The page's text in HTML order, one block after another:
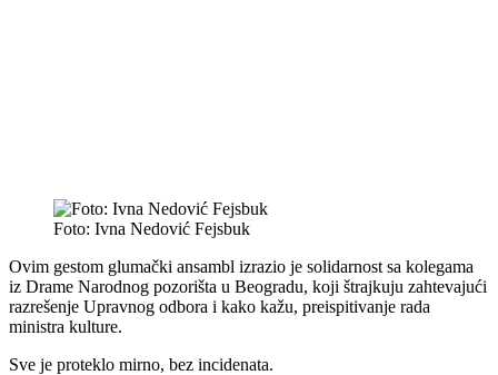
Foto: Ivna Nedović Fejsbuk
Ovim gestom glumački ansambl izrazio je solidarnost sa kolegama
iz Drame Narodnog pozorišta u Beogradu, koji štrajkuju zahtevajući
razrešenje Upravnog odbora i kako kažu, preispitivanje rada
ministra kulture.
Sve je proteklo mirno, bez incidenata.